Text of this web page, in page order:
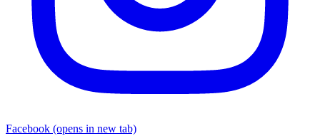
Facebook (opens in new tab)